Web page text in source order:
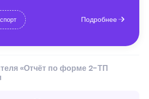
Подробнее
«Отчёт по форме 2-ТП